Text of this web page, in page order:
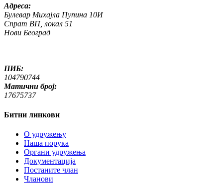
Адреса:
Булевар Михајла Пупина 10И
Спрат ВП, локал 51
Нови Београд
ПИБ:
104790744
Матични број:
17675737
Битни линкови
O удружењу
Наша порука
Органи удружења
Документација
Постаните члан
Чланови